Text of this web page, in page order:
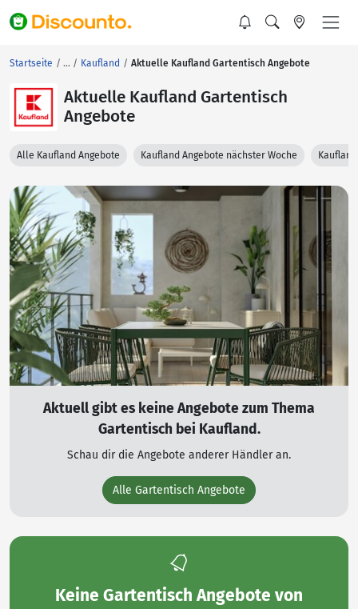
Startseite Kaufland Aktuelle Kaufland Gartentisch Angebote
Aktuelle Kaufland Gartentisch
Angebote
Alle Kaufland Angebote Kaufland Angebote nächster Woche
Aktuell gibt es keine Angebote zum Thema
Gartentisch bei Kaufland.
Schau dir die Angebote anderer Händler an.
Alle Gartentisch Angebote
Keine Gartentisch Angebote von